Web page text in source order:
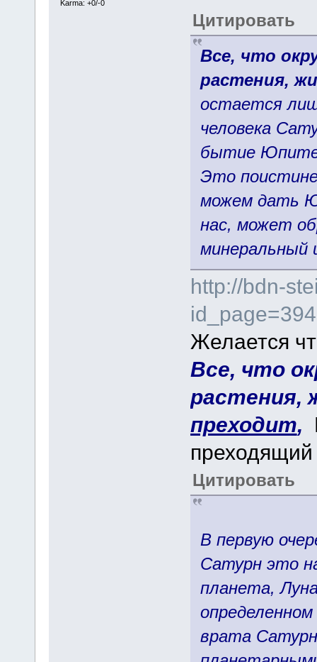
Karma: +0/-0
Цитировать
Все, что
растения,
остается
человека
бытие
Это
можем дать
нас, может
минеральный
http://bdn-
Желается
Все, что
растения,
преходит,
Цитировать
В первую
Сатурн это
планета,
врата